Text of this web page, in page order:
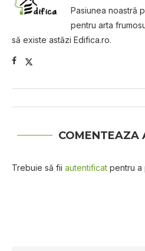
Pasiunea noastră
pentru arta
să existe astăzi Edifica.ro.
COMENTEAZA
Trebuie să fii autentificat pentru a